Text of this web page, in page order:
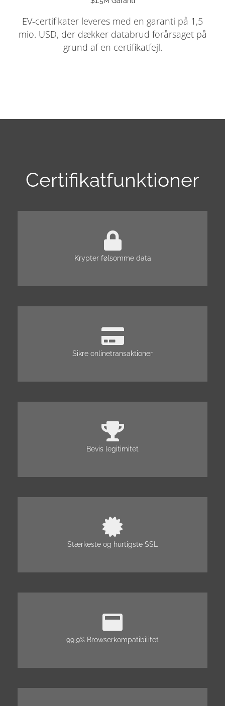
EV-certifikater leveres med en garanti på 1,5
mio. USD, der dækker databrud forårsaget på
grund af en certifikatfejl.
Certifikatfunktioner
Krypter følsomme data
Sikre onlinetransaktioner
Bevis legitimitet
Stærkeste og hurtigste SSL
99,9% Browserkompatibilitet